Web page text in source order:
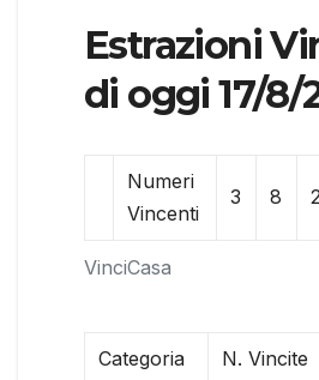
Estrazioni
di oggi 17/8/
VinciCasa
Numeri
Vincenti
3 8
Categoria N. Vincite